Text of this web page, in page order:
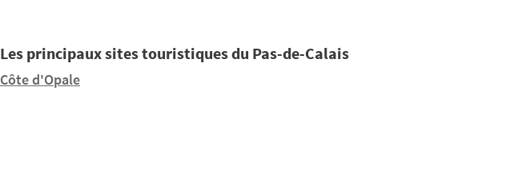
Les principaux sites touristiques du Pas-de-Calais
Côte d'Opale